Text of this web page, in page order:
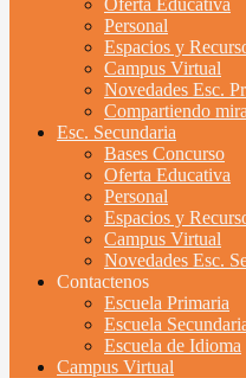
Oferta Educativa
Personal
Espacios y
Campus Virtual
Novedades Esc.
Compartiendo
Esc. Secundaria
Bases Concurso
Oferta Educativa
Personal
Espacios y
Campus Virtual
Novedades Esc.
Contactenos
Escuela Primaria
Escuela
Escuela de Idioma
Campus Virtual